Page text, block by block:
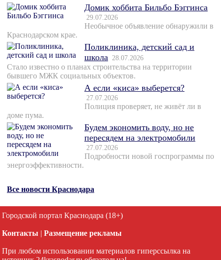
Домик хоббита Бильбо Бэггинса
29.07.2026
Необычное объявление обнаружили в
Краснодарском крае.
Поликлиника, детский сад и
школа
28.07.2026
Стало известно о планах строительства на территории
бывшего МЖК социальных объектов.
А если «киса» выберется?
27.07.2026
Полиция проверяет, не живёт ли в
доме пума.
Будем экономить воду, но не
пересядем на электромобили
27.07.2026
Подробности новой госпрограммы по
энергоэффективности.
Все новости Краснодара
Городской портал Краснодара (18+)
Контакты | Размещение рекламы
При любом использовании материалов гиперссылка на